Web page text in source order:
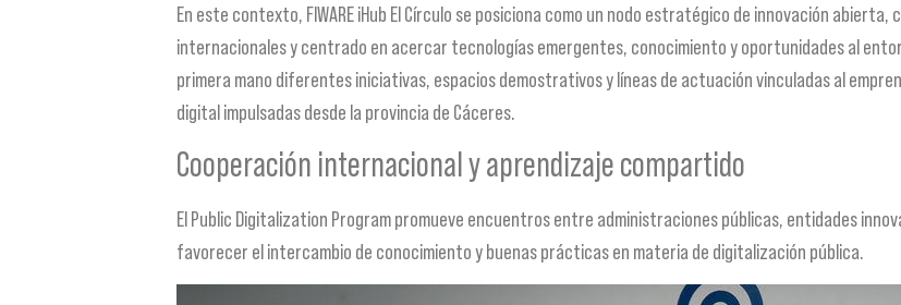
En este contexto, FIWARE iHub El Círculo se posiciona como un nodo estratégico de innovación
internacionales y centrado en acercar tecnologías emergentes, conocimiento y oportunidades al
primera mano diferentes iniciativas, espacios demostrativos y líneas de actuación vinculadas al
digital impulsadas desde la provincia de Cáceres.
Cooperación internacional y aprendizaje compartido
El Public Digitalization Program promueve encuentros entre administraciones públicas, entidades
favorecer el intercambio de conocimiento y buenas prácticas en materia de digitalización pública.